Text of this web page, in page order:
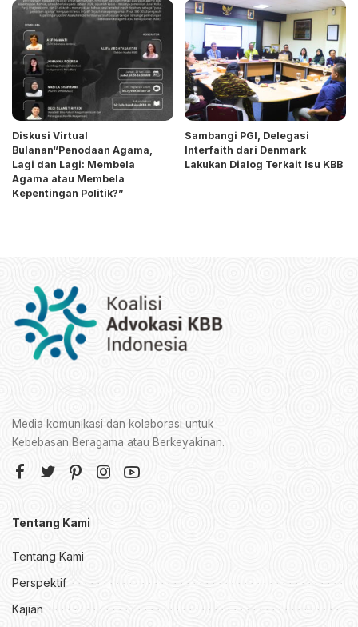
Diskusi Virtual
Bulanan“Penodaan Agama,
Lagi dan Lagi: Membela
Agama atau Membela
Kepentingan Politik?”
Sambangi PGI, Delegasi
Interfaith dari Denmark
Lakukan Dialog Terkait Isu KBB
Media komunikasi dan kolaborasi untuk
Kebebasan Beragama atau Berkeyakinan.
Tentang Kami
Tentang Kami
Perspektif
Kajian